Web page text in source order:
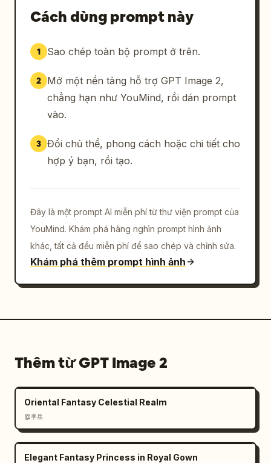
Cách dùng prompt này
1 Sao chép toàn bộ prompt ở trên.
2
Mở một nền tảng hỗ trợ GPT Image 2,
chẳng hạn như YouMind, rồi dán prompt
vào.
3 Đổi chủ thể, phong cách hoặc chi tiết cho
hợp ý bạn, rồi tạo.
Đây là một prompt AI miễn phí từ thư viện prompt của
YouMind. Khám phá hàng nghìn prompt hình ảnh
khác, tất cả đều miễn phí để sao chép và chỉnh sửa.
Khám phá thêm prompt hình ảnh
Thêm từ GPT Image 2
Oriental Fantasy Celestial Realm
@李岳
Elegant Fantasy Princess in Royal Gown